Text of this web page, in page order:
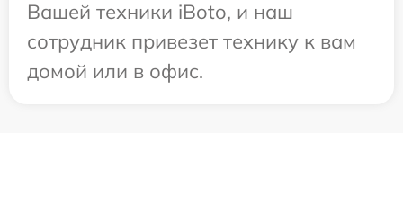
Вашей техники iBoto, и наш
сотрудник привезет технику к вам
домой или в офис.